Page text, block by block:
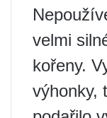
velmi
kořeny.
výhonky,